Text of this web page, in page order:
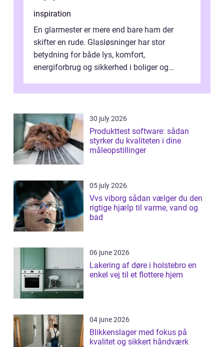
inspiration
En glarmester er mere end bare ham der
skifter en rude. Glasløsninger har stor
betydning for både lys, komfort,
energiforbrug og sikkerhed i boliger og
30 july 2026
Produkttest software: sådan
styrker du kvaliteten i dine
måleopstillinger
05 july 2026
Vvs viborg sådan vælger du den
rigtige hjælp til varme, vand og
bad
06 june 2026
Lakering af døre i holstebro en
enkel vej til et flottere hjem
04 june 2026
Blikkenslager med fokus på
kvalitet og sikkert håndværk